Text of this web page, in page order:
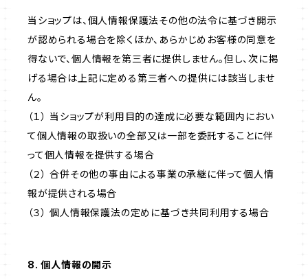
当ショップは、個人情報保護法その他の法令に基づき開示
が認められる場合を除くほか、あらかじめお客様の同意を
得ないで、個人情報を第三者に提供しません。但し、次に掲
げる場合は上記に定める第三者への提供には該当しませ
ん。
（１） 当ショップが利用目的の達成に必要な範囲内におい
て個人情報の取扱いの全部又は一部を委託することに伴
って個人情報を提供する場合
（２） 合併その他の事由による事業の承継に伴って個人情
報が提供される場合
（３） 個人情報保護法の定めに基づき共同利用する場合
8. 個人情報の開示